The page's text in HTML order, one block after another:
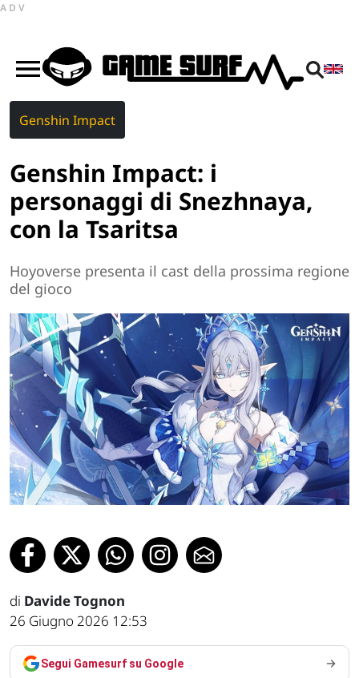
ADV
Genshin Impact
Genshin Impact: i
personaggi di Snezhnaya,
con la Tsaritsa
Hoyoverse presenta il cast della prossima regione
del gioco
di Davide Tognon
26 Giugno 2026 12:53
Segui Gamesurf su Google